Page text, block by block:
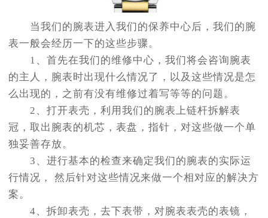
当我们的腕表进入我们的保养中心后，我们的腕
表一般会经历一下的这些步骤。
1、首先在我们的维修中心，我们将会咨询腕表
的主人，腕表时出现什么情况了，以及这些情况是怎
么出现的，之前有没有维修过着写等等的问题。
2、打开表壳，利用我们的腕表上链杆拆解表
冠，取出腕表的机芯，表盘，指针，对这些做一个单
独妥善存放。
3、进行基本的检查来确定我们的腕表的实际运
行情况， 然后针对这些情况来做一个相对应的解决方
案。
4、拆卸表壳，去下表带，对腕表表壳的表镜，